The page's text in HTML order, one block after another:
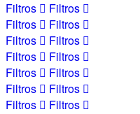
Filtros
Filtros
Filtros
Filtros
Filtros
Filtros
Filtros
Filtros
Filtros
Filtros
Filtros
Filtros
Filtros
Filtros